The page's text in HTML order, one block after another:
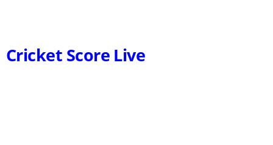
Cricket Score Live